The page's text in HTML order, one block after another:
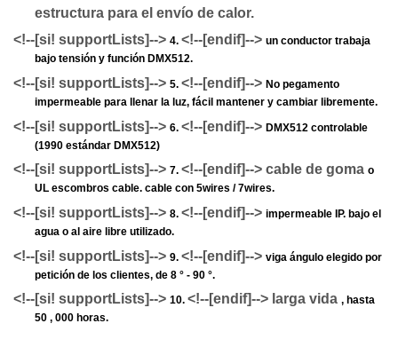
estructura para el envío de calor.
<!--[si! supportLists]--> 4. <!--[endif]--> un conductor trabaja
bajo tensión y función DMX512.
<!--[si! supportLists]--> 5. <!--[endif]--> No pegamento
impermeable para llenar la luz, fácil mantener y cambiar libremente.
<!--[si! supportLists]--> 6. <!--[endif]--> DMX512 controlable
(1990 estándar DMX512)
<!--[si! supportLists]--> 7. <!--[endif]--> cable de goma o
UL escombros cable. cable con 5wires / 7wires.
<!--[si! supportLists]--> 8. <!--[endif]--> impermeable IP. bajo el
agua o al aire libre utilizado.
<!--[si! supportLists]--> 9. <!--[endif]--> viga ángulo elegido por
petición de los clientes, de 8 ° - 90 °.
<!--[si! supportLists]--> 10. <!--[endif]--> larga vida , hasta
50 , 000 horas.